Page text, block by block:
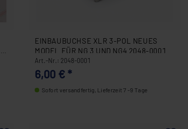
EINBAUBUCHSE XLR 3-POL NEUES
MODEL FÜR NG 3 UND NG4 2048-0001
Art.-Nr.: 2048-0001
6,00 € *
Sofort versandfertig, Lieferzeit 7 -9 Tage